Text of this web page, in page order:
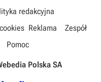
redakcyjna
Reklama
Zespół
Pomoc
Polska SA